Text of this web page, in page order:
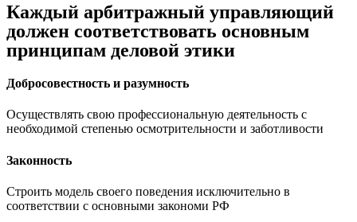
Каждый арбитражный управляющий
должен соответствовать основным
принципам деловой этики
Добросовестность и разумность
Осуществлять свою профессиональную деятельность с
необходимой степенью осмотрительности и заботливости
Законность
Строить модель своего поведения исключительно в
соответствии с основными закономи РФ